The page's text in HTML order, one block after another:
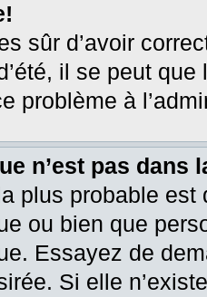
sûr d’avoir
il se peut
problème à
n’est pas dans
plus probable est
ou bien que
Essayez de
Si elle